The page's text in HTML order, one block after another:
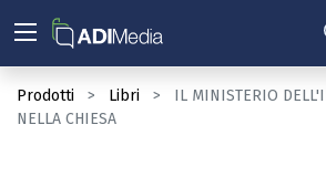
Prodotti Libri
IL MINISTERIO
NELLA CHIESA